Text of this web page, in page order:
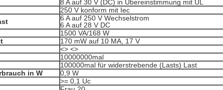
8 A auf 30 V (DC) in Übereinstimmung mit UL
250 V konform mit Iec
6 A auf 250 V Wechselstrom
6 A auf 28 V DC
1500 VA/168 W
170 mW auf 10 MA, 17 V
<> <>
10000000mal
100000mal für widerstrebende (Lasts) Last
in W
0,9 W
>= 0,1 Uc